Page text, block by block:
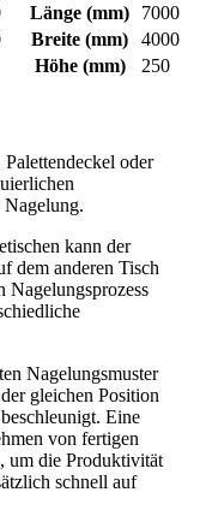
Länge (mm)
7000
Breite (mm)
4000
Höhe(mm) 250
oder
kann der
dem anderen Tisch
Nagelungsprozess
Nagelungsmuster
gleichen Position
Eine
von fertigen
um die Produktivität
schnell auf